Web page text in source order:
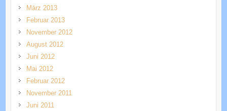
März 2013
Februar 2013
November 2012
August 2012
Juni 2012
Mai 2012
Februar 2012
November 2011
Juni 2011